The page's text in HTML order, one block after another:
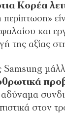
Κορέα
περίπτωση»
και
της αξίας
στον